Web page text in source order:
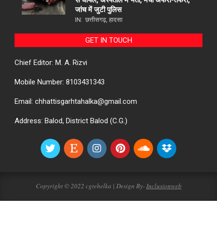
जांच में जुटी पुलिस
IN: छत्तीसगढ़ हादसा
GET IN TOUCH
Chief Editor: M. A. Rizvi
Mobile Number: 8103431343
Email: chhattisgarhtahalka@gmail.com
Address: Balod, District Balod (C.G.)
Copyright © 2022 cgtehelka | Design By-Inclusionweb